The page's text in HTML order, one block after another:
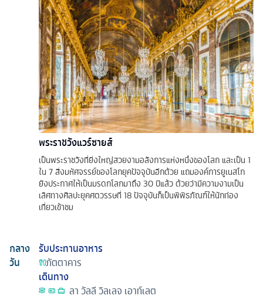
พระราชวังแวร์ซายส์
เป็นพระราชวังที่ยิ่งใหญ่สวยงามอลังการแห่งหนึ่งของโลก และเป็น 1
ใน 7 สิ่งมหัศจรรย์ของโลกยุคปัจจุบันอีกด้วย แถมองค์การยูเนสโก
ยังประกาศให้เป็นมรดกโลกมาถึง 30 ปีแล้ว ด้วยว่ามีความงามเป็น
เลิศทางศิลปะยุคศตวรรษที่ 18 ปัจจุบันก็เป็นพิพิธภัณฑ์ให้นักท่อง
เที่ยวเข้าชม
กลาง
วัน
รับประทานอาหาร
ภัตตาคาร
เดินทาง
ลา วัลลี วิลเลจ เอาท์เลต